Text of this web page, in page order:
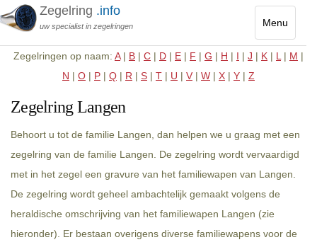
Menu
Toggle
Zegelring .info
uw specialist in zegelringen
Zegelringen op naam: A| B | C | D | E | F | G | H | I | J | K | L | M |
N | O | P | Q | R | S | T | U | V | W | X | Y | Z
Zegelring Langen
Behoort u tot de familie Langen, dan helpen we u graag met een
zegelring van de familie Langen. De zegelring wordt vervaardigd
met in het zegel een gravure van het familiewapen van Langen.
De zegelring wordt geheel ambachtelijk gemaakt volgens de
heraldische omschrijving van het familiewapen Langen (zie
hieronder). Er bestaan overigens diverse familiewapens voor de